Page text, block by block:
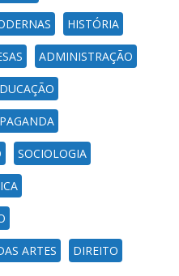
HISTÓRIA
ADMINISTRAÇÃO
SOCIOLOGIA
ARTES DIREITO